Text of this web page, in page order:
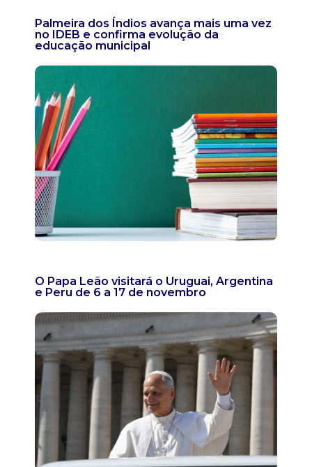
Palmeira dos Índios avança mais uma vez
no IDEB e confirma evolução da
educação municipal
O Papa Leão visitará o Uruguai, Argentina
e Peru de 6 a 17 de novembro